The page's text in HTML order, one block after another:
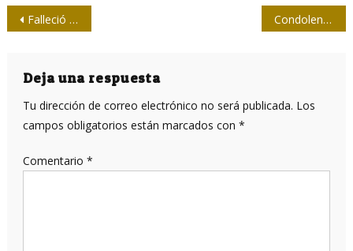
Navegación
entradas
Falleció el destacado periodista Lázaro Barredo Condolencias por el fallecimiento de Lázaro Barredo
Deja una respuesta
Tu dirección de correo electrónico no será publicada. Los
campos obligatorios están marcados con *
Comentario *